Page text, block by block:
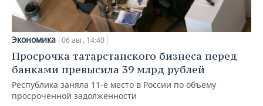
Экономика 06 авг, 14:40
Просрочка татарстанского бизнеса перед
банками превысила 39 млрд рублей
Республика заняла 11-е место в России по объему
просроченной задолженности